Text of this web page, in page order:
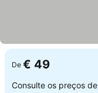
De € 49
Consulte os preços de